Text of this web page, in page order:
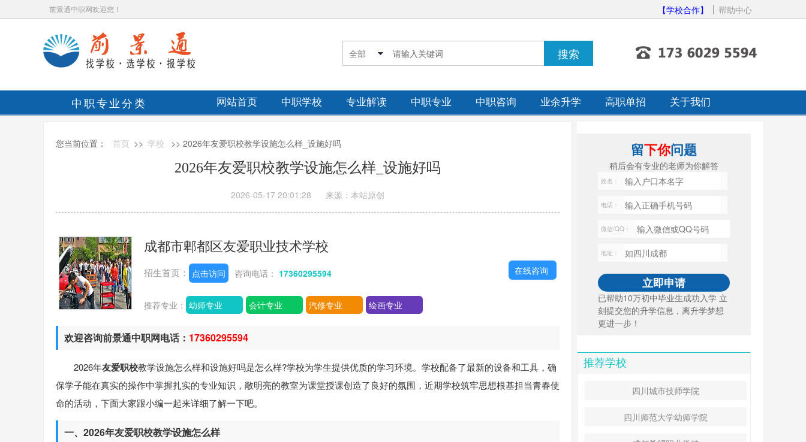
前景通中职网欢迎您！ 【学校合作】 帮助中心
中职专业分类 网站首页 中职学校 专业解读 中职专业 中职咨询 业余升学 高职单招 关于我们
您当前位置： 首页 >> 学校 >> 2026年友爱职校教学设施怎么样_设施好吗
2026年友爱职校教学设施怎么样_设施好吗
2026-05-17 20:01:28 来源：本站原创
成都市郫都区友爱职业技术学校
招生首页： 点击访问 咨询电话： 17360295594
推荐专业： 幼师专业 会计专业 汽修专业 绘画专业
在线咨询
欢迎咨询前景通中职网电话： 17360295594
2026年友爱职校教学设施怎么样和设施好吗是怎么样?学校为学生提供优质的学习环境。学校配备了最新的设备和工具，确
保学子能在真实的操作中掌握扎实的专业知识，敞明亮的教室为课堂授课创造了良好的氛围，近期学校筑牢思想根基担当青春使
命的活动，下面大家跟小编一起来详细了解一下吧。
一、2026年友爱职校教学设施怎么样
留下你问题
稍后会有专业的老师为你解答
姓名：
电话：
微信/QQ：
地址：
已帮助10万初中毕业生成功入学 立
刻提交您的升学信息，离升学梦想
更进一步！
推荐学校
四川城市技师学院
四川师范大学幼师学院